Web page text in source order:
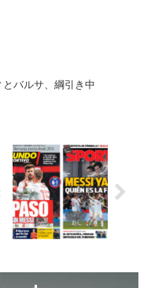
とバルサ、綱引き中